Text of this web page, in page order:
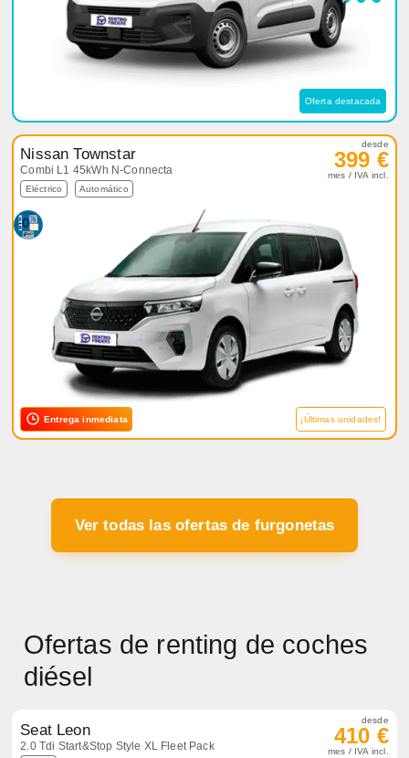
Oferta destacada
Nissan Townstar
Combi L1 45kWh N-Connecta
Eléctrico Automático
desde
399 €
mes / IVA incl.
Entrega inmediata ¡Últimas unidades!
Ver todas las ofertas de furgonetas
Ofertas de renting de coches
diésel
Seat Leon
2.0 Tdi Start&Stop Style XL Fleet Pack
desde
410 €
mes / IVA incl.